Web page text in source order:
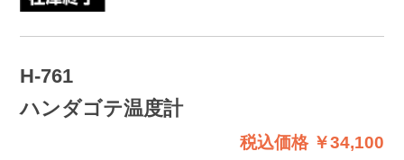
H-761
ハンダゴテ温度計
税込価格 ￥34,100